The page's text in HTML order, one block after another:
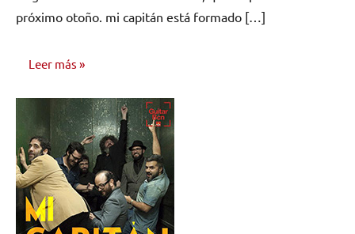
próximo otoño. mi capitán está formado […]
Leer más
NOTICIAS